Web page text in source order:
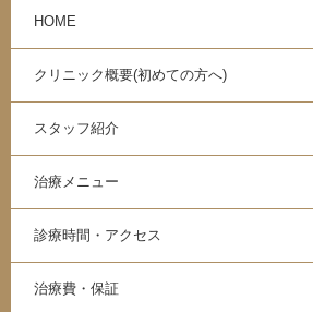
HOME
クリニック概要(初めての方へ)
スタッフ紹介
治療メニュー
診療時間・アクセス
治療費・保証